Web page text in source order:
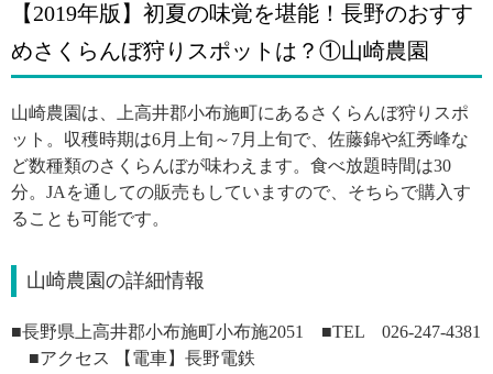
【2019年版】初夏の味覚を堪能！長野のおすす
めさくらんぼ狩りスポットは？①山崎農園
山崎農園は、上高井郡小布施町にあるさくらんぼ狩りスポ
ット。収穫時期は6月上旬～7月上旬で、佐藤錦や紅秀峰な
ど数種類のさくらんぼが味わえます。食べ放題時間は30
分。JAを通しての販売もしていますので、そちらで購入す
ることも可能です。
山崎農園の詳細情報
■長野県上高井郡小布施町小布施2051 ■TEL 026-247-4381
■アクセス 【電車】長野電鉄